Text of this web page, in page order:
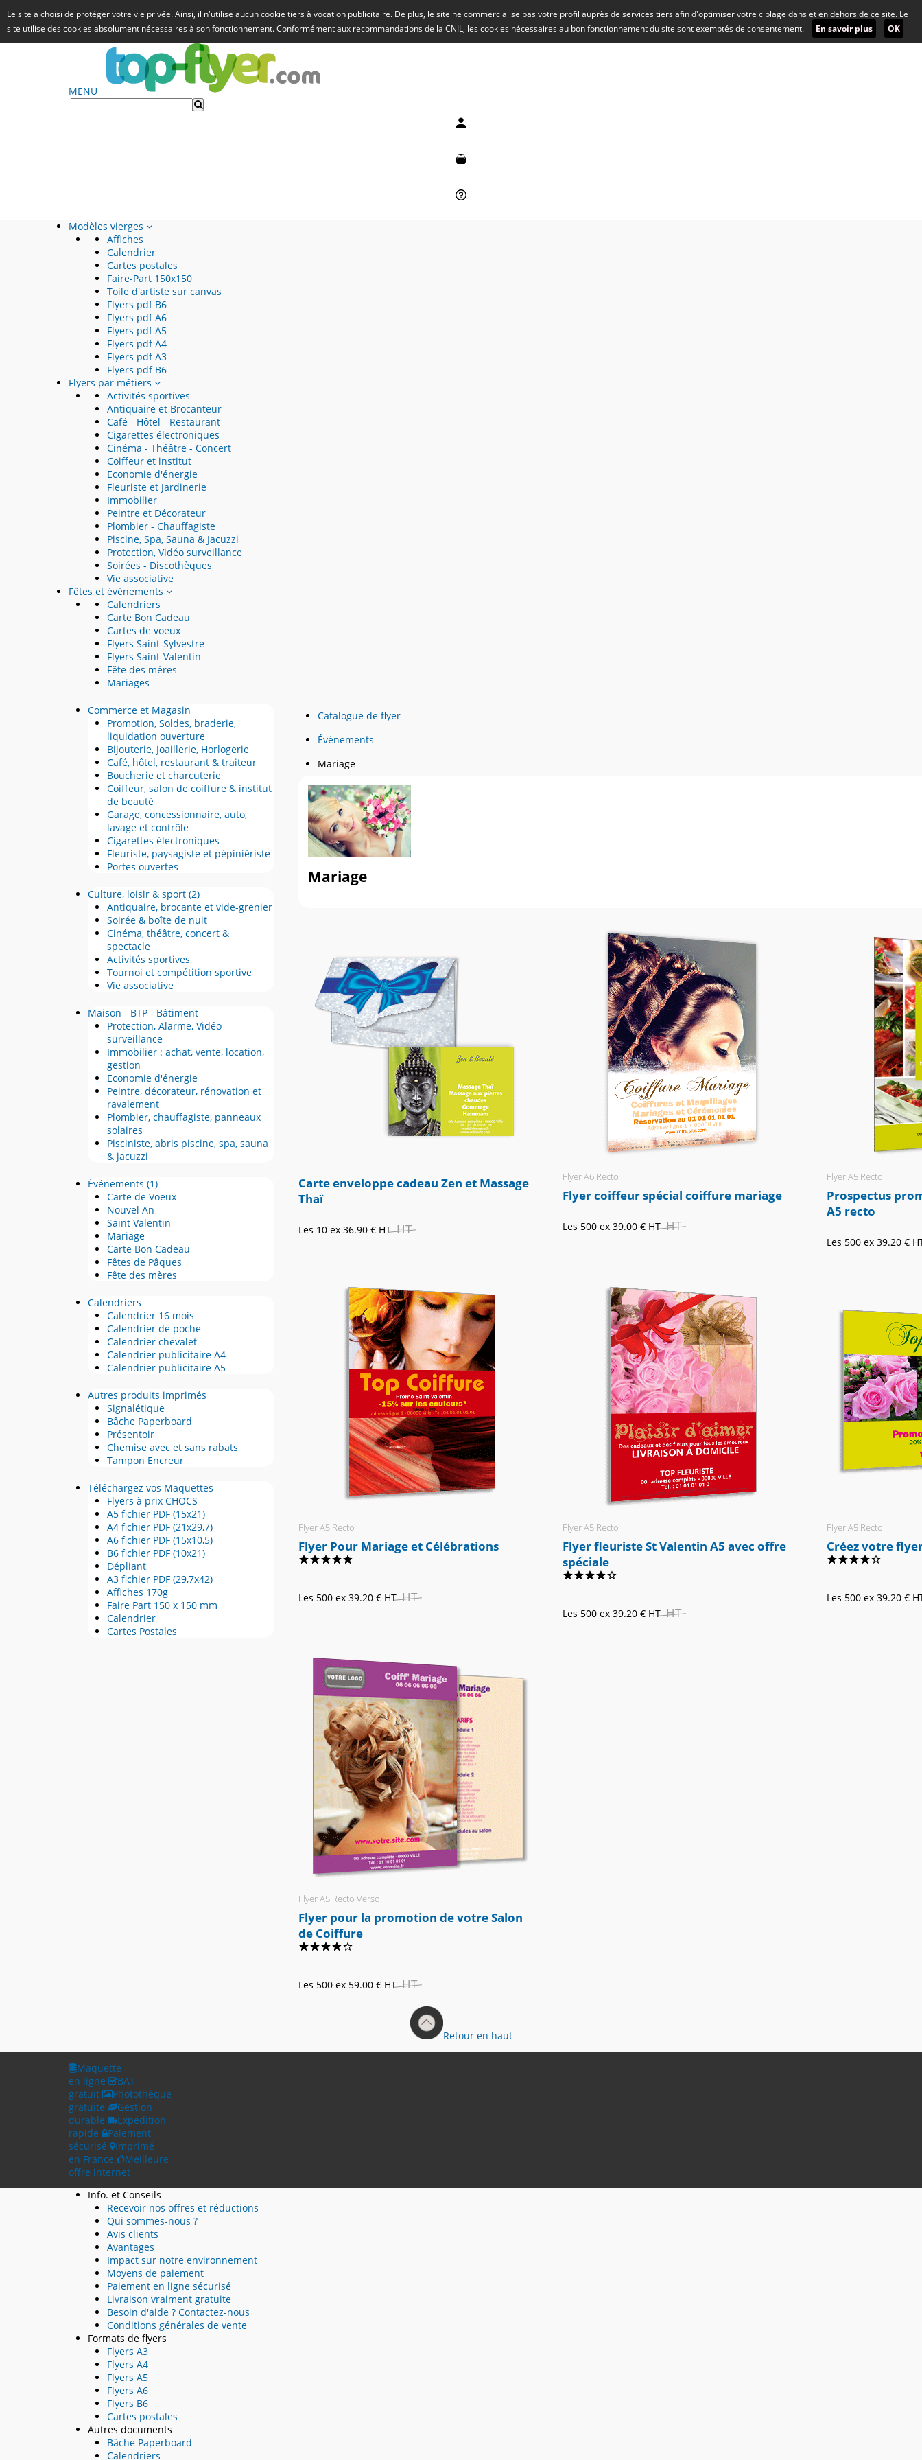
Le site a choisi de protéger votre vie privée. Ainsi, il n'utilise aucun cookie tiers à vocation publicitaire. De plus, le site ne commercialise pas votre profil auprès de services tiers afin d'optimiser votre ciblage dans et en dehors de ce site. Le
site utilise des cookies absolument nécessaires à son fonctionnement. Conformément aux recommandations de la CNIL, les cookies nécessaires au bon fonctionnement du site sont exemptés de consentement.
En savoir plus OK
MENU
Modèles vierges
Affiches
Calendrier
Cartes postales
Faire-Part 150x150
Toile d'artiste sur canvas
Flyers pdf B6
Flyers pdf A6
Flyers pdf A5
Flyers pdf A4
Flyers pdf A3
Flyers pdf B6
Flyers par métiers
Activités sportives
Antiquaire et Brocanteur
Café - Hôtel - Restaurant
Cigarettes électroniques
Cinéma - Théâtre - Concert
Coiffeur et institut
Economie d'énergie
Fleuriste et Jardinerie
Immobilier
Peintre et Décorateur
Plombier - Chauffagiste
Piscine, Spa, Sauna & Jacuzzi
Protection, Vidéo surveillance
Soirées - Discothèques
Vie associative
Fêtes et événements
Calendriers
Carte Bon Cadeau
Cartes de voeux
Flyers Saint-Sylvestre
Flyers Saint-Valentin
Fête des mères
Mariages
Commerce et Magasin
Promotion, Soldes, braderie,
liquidation ouverture
Bijouterie, Joaillerie, Horlogerie
Café, hôtel, restaurant & traiteur
Boucherie et charcuterie
Coiffeur, salon de coiffure & institut
de beauté
Garage, concessionnaire, auto,
lavage et contrôle
Cigarettes électroniques
Fleuriste, paysagiste et pépinièriste
Portes ouvertes
Culture, loisir & sport (2)
Antiquaire, brocante et vide-grenier
Soirée & boîte de nuit
Cinéma, théâtre, concert &
spectacle
Activités sportives
Tournoi et compétition sportive
Vie associative
Maison - BTP - Bâtiment
Protection, Alarme, Vidéo
surveillance
Immobilier : achat, vente, location,
gestion
Economie d'énergie
Peintre, décorateur, rénovation et
ravalement
Plombier, chauffagiste, panneaux
solaires
Pisciniste, abris piscine, spa, sauna
& jacuzzi
Événements (1)
Carte de Voeux
Nouvel An
Saint Valentin
Mariage
Carte Bon Cadeau
Fêtes de Pâques
Fête des mères
Calendriers
Calendrier 16 mois
Calendrier de poche
Calendrier chevalet
Calendrier publicitaire A4
Calendrier publicitaire A5
Autres produits imprimés
Signalétique
Bâche Paperboard
Présentoir
Chemise avec et sans rabats
Tampon Encreur
Téléchargez vos Maquettes
Flyers à prix CHOCS
A5 fichier PDF (15x21)
A4 fichier PDF (21x29,7)
A6 fichier PDF (15x10,5)
B6 fichier PDF (10x21)
Dépliant
A3 fichier PDF (29,7x42)
Affiches 170g
Faire Part 150 x 150 mm
Calendrier
Cartes Postales
Catalogue de flyer
Événements
Mariage
Mariage
Carte enveloppe cadeau Zen et Massage
Thaï
Les 10 ex 36.90 €HT HT
Flyer A6 Recto
Flyer coiffeur spécial coiffure mariage
Les 500 ex 39.00 €HT HT
Flyer A5 Recto
Prospectus
A5 recto
Les 500 ex 39.20 €
Flyer A5 Recto
Flyer Pour Mariage et Célébrations
Les 500 ex 39.20 €HT HT
Flyer A5 Recto
Flyer fleuriste St Valentin A5 avec offre
spéciale
Les 500 ex 39.20 €HT HT
Flyer A5 Recto
Créez votre
Les 500 ex 39.20 €
Flyer A5 Recto Verso
Flyer pour la promotion de votre Salon
de Coiffure
Les 500 ex 59.00 €HT HT
Retour en haut
Maquette
en ligne
BAT
gratuit
Photothèque
gratuite
Gestion
durable
Expédition
rapide
Paiement
sécurisé
Imprimé
en France
Meilleure
offre internet
Info. et Conseils
Recevoir nos offres et réductions
Qui sommes-nous ?
Avis clients
Avantages
Impact sur notre environnement
Moyens de paiement
Paiement en ligne sécurisé
Livraison vraiment gratuite
Besoin d'aide ? Contactez-nous
Conditions générales de vente
Formats de flyers
Flyers A3
Flyers A4
Flyers A5
Flyers A6
Flyers B6
Cartes postales
Autres documents
Bâche Paperboard
Calendriers